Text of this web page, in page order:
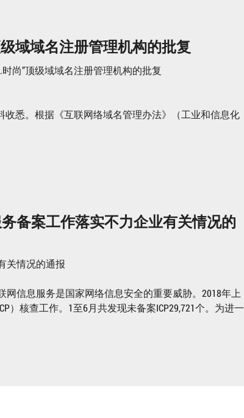
域域名注册管理机构的批复
尚”顶级域域名注册管理机构的批复
收悉。根据《互联网络域名管理办法》（工业和信息化
备案工作落实不力企业有关情况的
关情况的通报
信息服务是国家网络信息安全的重要威胁。2018年上
核查工作。1至6月共发现未备案ICP29,721个。为进一